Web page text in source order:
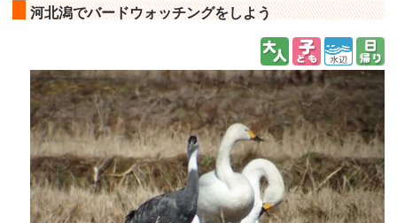
河北潟でバードウォッチングをしよう